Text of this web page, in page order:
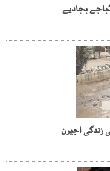
بجادیے
زندگی اجیرن